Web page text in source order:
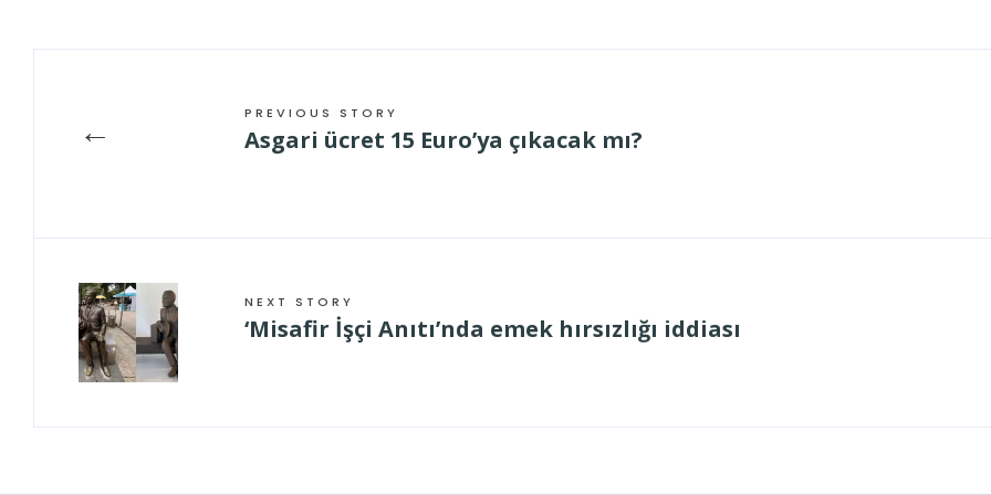
← PREVIOUS STORY
Asgari ücret 15 Euro’ya çıkacak mı?
NEXT STORY
‘Misafir İşçi Anıtı’nda emek hırsızlığı iddiası